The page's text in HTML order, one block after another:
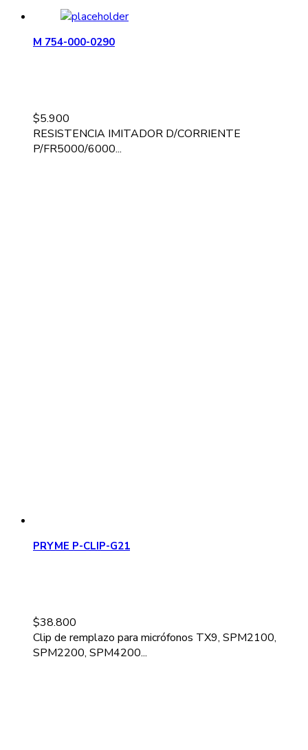
M 754-000-0290
$5.900
RESISTENCIA IMITADOR D/CORRIENTE
P/FR5000/6000...
PRYME P-CLIP-G21
$38.800
Clip de remplazo para micrófonos TX9, SPM2100,
SPM2200, SPM4200...